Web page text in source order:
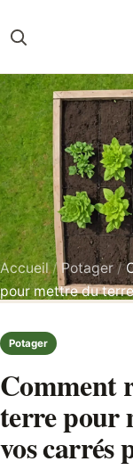
Accueil / Potager/
pour mettre du
Potager
Comment
terre pour
vos carrés